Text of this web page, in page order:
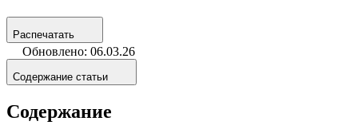
Распечатать
Обновлено: 06.03.26
Содержание статьи
Содержание